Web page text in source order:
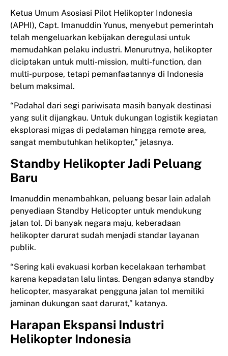
Ketua Umum Asosiasi Pilot Helikopter Indonesia
(APHI), Capt. Imanuddin Yunus, menyebut pemerintah
telah mengeluarkan kebijakan deregulasi untuk
memudahkan pelaku industri. Menurutnya, helikopter
diciptakan untuk multi-mission, multi-function, dan
multi-purpose, tetapi pemanfaatannya di Indonesia
belum maksimal.
“Padahal dari segi pariwisata masih banyak destinasi
yang sulit dijangkau. Untuk dukungan logistik kegiatan
eksplorasi migas di pedalaman hingga remote area,
sangat membutuhkan helikopter,” jelasnya.
Standby Helikopter Jadi Peluang
Baru
Imanuddin menambahkan, peluang besar lain adalah
penyediaan Standby Helicopter untuk mendukung
jalan tol. Di banyak negara maju, keberadaan
helikopter darurat sudah menjadi standar layanan
publik.
“Sering kali evakuasi korban kecelakaan terhambat
karena kepadatan lalu lintas. Dengan adanya standby
helicopter, masyarakat pengguna jalan tol memiliki
jaminan dukungan saat darurat,” katanya.
Harapan Ekspansi Industri
Helikopter Indonesia